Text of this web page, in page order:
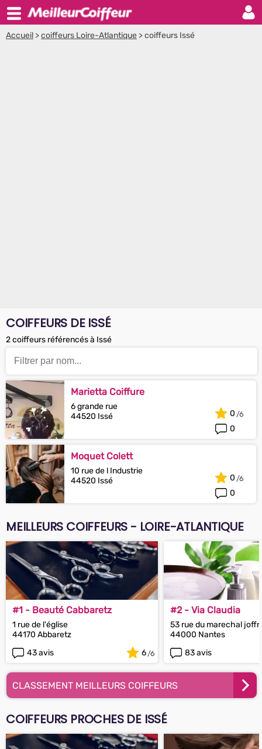
Accueil >coiffeurs Loire-Atlantique >coiffeurs Issé
COIFFEURS DE ISSÉ
2 coiffeurs référencés à Issé
Marietta Coiffure
6 grande rue
44520 Issé
0
0
Moquet Colett
10 rue de l Industrie
44520 Issé
0
0
MEILLEURS COIFFEURS - LOIRE-ATLANTIQUE
#1 - Beauté Cabbaretz
1 rue de l'église
44170 Abbaretz
43 avis
6
#2 - Via Claudia
53 rue du marechal
44000 Nantes
83 avis
CLASSEMENT MEILLEURS COIFFEURS
COIFFEURS PROCHES DE ISSÉ